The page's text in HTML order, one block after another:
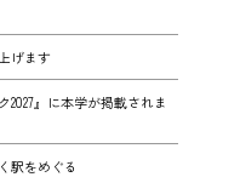
げます
2027』に本学が掲載されま
駅をめぐる